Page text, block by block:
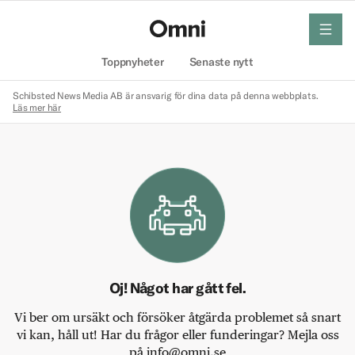
Toppnyheter Senaste nytt
meny
Schibsted News Media AB är ansvarig för dina data på denna webbplats.
Läs mer här
Oj! Något har gått fel.
Vi ber om ursäkt och försöker åtgärda problemet så snart
vi kan, håll ut! Har du frågor eller funderingar? Mejla oss